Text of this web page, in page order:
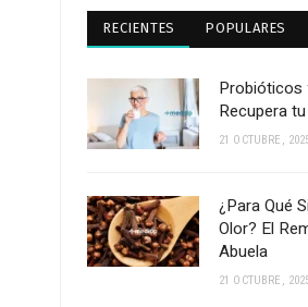
RECIENTES POPULARES
Probióticos
Recupera
21 OCTUBRE,
¿Para Qué
Olor? El
Abuela
21 OCTUBRE,